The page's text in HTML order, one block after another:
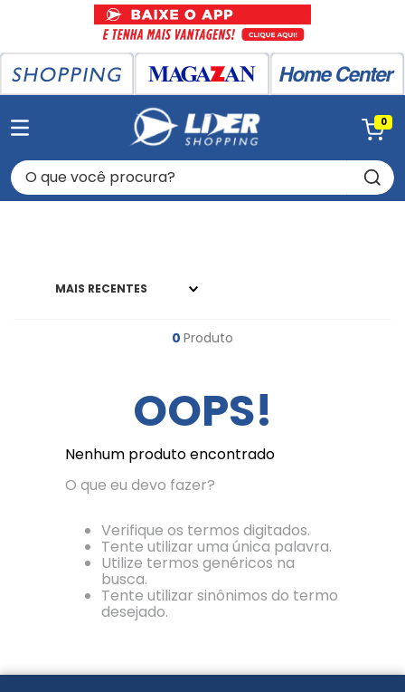
0
O que você procura?
MAIS RECENTES
0 Produto
OOPS!
Nenhum produto encontrado
O que eu devo fazer?
Verifique os termos digitados.
Tente utilizar uma única palavra.
Utilize termos genéricos na
busca.
Tente utilizar sinônimos do termo
desejado.